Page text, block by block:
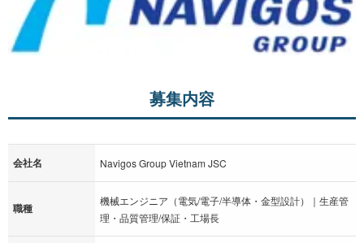
募集内容
会社名 Navigos Group Vietnam JSC
職種
機械エンジニア（電気/電子/半導体・金型設計）｜生産管
理・品質管理/保証・工場長